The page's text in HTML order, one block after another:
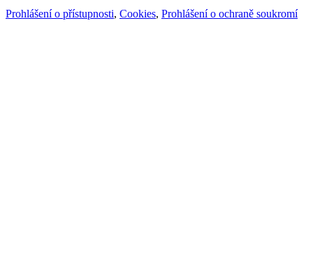
Prohlášení o přístupnosti, Cookies, Prohlášení o ochraně soukromí